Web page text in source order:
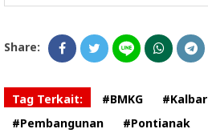
Share:
Tag Terkait: #BMKG #Kalbar
#Pembangunan
#Pontianak